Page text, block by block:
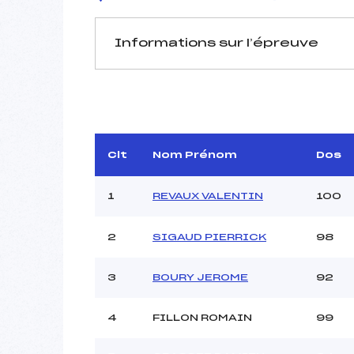
Informations sur l’épreuve
D.T Adjoint :
Dir. Epreuve :
Pénalité appliquée :
Clt Nom Prénom Dos
1 REVAUX VALENTIN 100
2 SIGAUD PIERRICK 98
3 BOURY JEROME 92
4 FILLON ROMAIN 99